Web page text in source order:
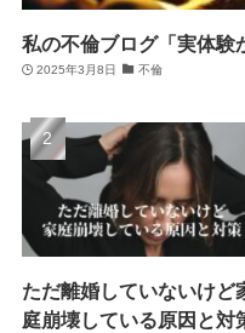
私の不倫ブログ「実体験
2025年3月8日 不倫
ただ離婚していないけど
庭崩壊している原因と対